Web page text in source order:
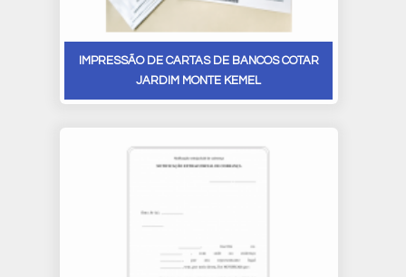
IMPRESSÃO DE CARTAS DE BANCOS COTAR
JARDIM MONTE KEMEL